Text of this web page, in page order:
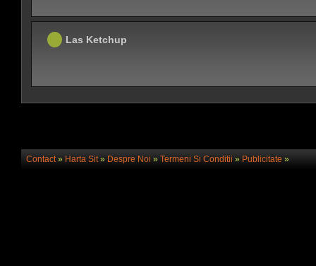
Las Ketchup
Contact» Harta Sit» Despre Noi » Termeni Si Conditii » Publicitate»